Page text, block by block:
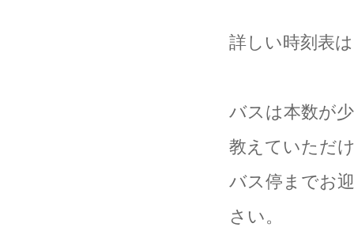
詳しい時刻表
バスは本数が
教えていただ
バス停までお
さい。